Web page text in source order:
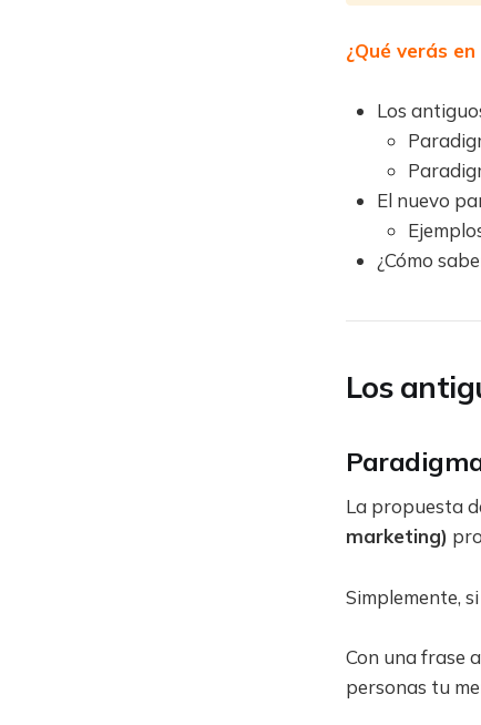
¿Qué verás
Los
El nuevo
¿Cómo
Los
La propuesta
marketing)
Simplemente,
Con una frase
personas tu